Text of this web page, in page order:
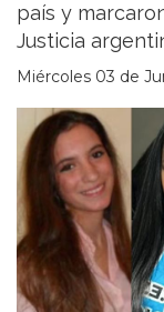
país y
Justicia
Miércoles 03 de